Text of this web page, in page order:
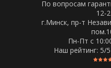
По вопросам
12-
г.Минск, пр-т
Пн-Пт c
Наш рейтинг: 5/